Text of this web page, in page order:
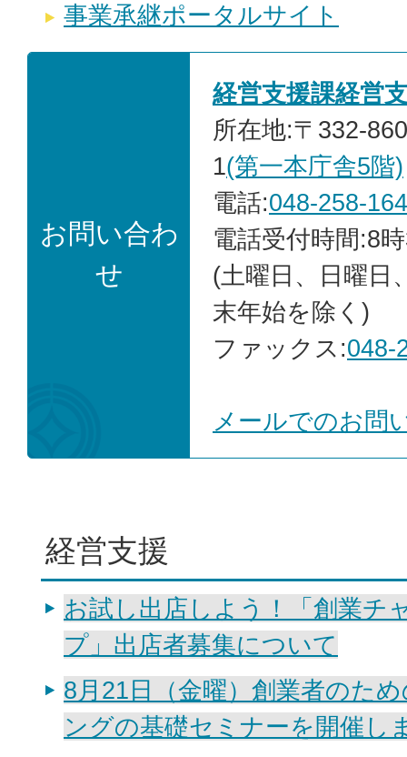
事業承継ポータルサイト
お問い合わ
せ
経営支援課経営
所在地:〒332-
1(第一本庁舎5階)
電話:048-258-
電話受付時間:8
(土曜日、日曜日
末年始を除く)
ファックス:048-
メールでのお問
経営支援
お試し出店しよう！「創業チ
プ」出店者募集について
8月21日（金曜）創業者のた
ングの基礎セミナーを開催し